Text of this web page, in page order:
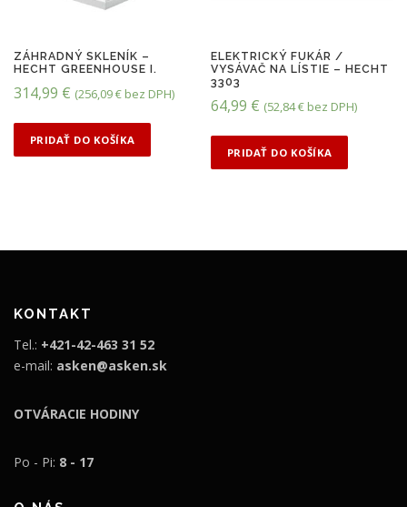
l
a
9
,
e
:
,
9
ZÁHRADNÝ SKLENÍK –
HECHT GREENHOUSE I.
314,99 € (256,09€ bez DPH)
PRIDAŤ DO KOŠÍKA
ELEKTRICKÝ FUKÁR /
VYSÁVAČ NA LÍSTIE – HECHT
3303
64,99 € (52,84€ bez DPH)
PRIDAŤ DO KOŠÍKA
KONTAKT
Tel.: +421-42-463 31 52
e-mail: asken@asken.sk
OTVÁRACIE HODINY
Po - Pi: 8 - 17